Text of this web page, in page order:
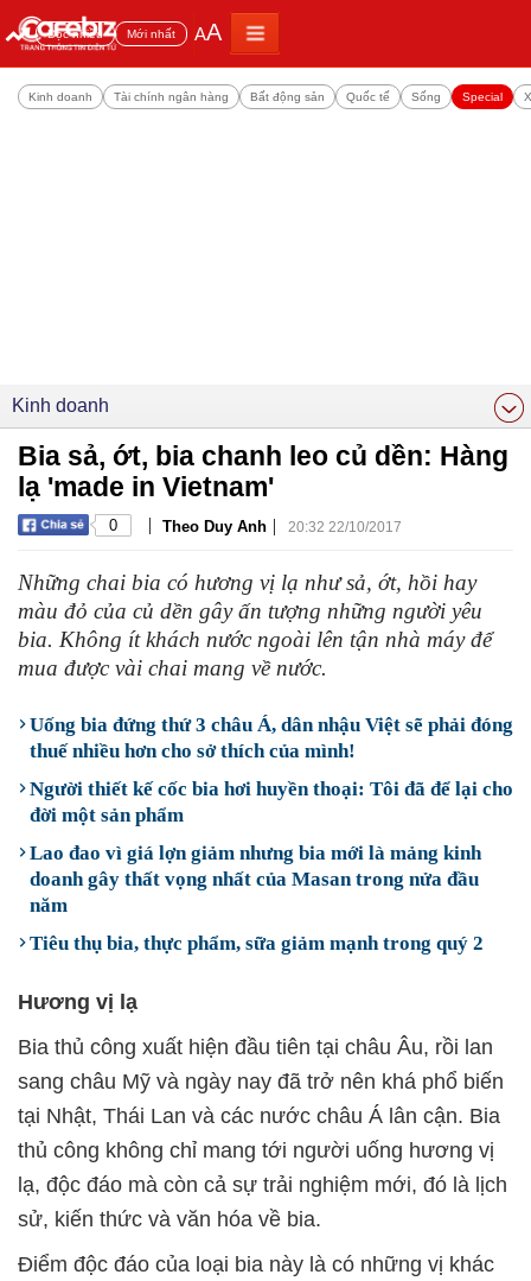
Đọc nhiều Mới nhất AA
Kinh doanh Tài chính ngân hàng Bất động sản Quốc tế Sống Special
Kinh doanh
Bia sả, ớt, bia chanh leo củ dền: Hàng
lạ 'made in Vietnam'
0 | Theo Duy Anh | 20:32 22/10/2017
Những chai bia có hương vị lạ như sả, ớt, hồi hay
màu đỏ của củ dền gây ấn tượng những người yêu
bia. Không ít khách nước ngoài lên tận nhà máy để
mua được vài chai mang về nước.
Uống bia đứng thứ 3 châu Á, dân nhậu Việt sẽ phải đóng
thuế nhiều hơn cho sở thích của mình!
Người thiết kế cốc bia hơi huyền thoại: Tôi đã để lại cho
đời một sản phẩm
Lao đao vì giá lợn giảm nhưng bia mới là mảng kinh
doanh gây thất vọng nhất của Masan trong nửa đầu
năm
Tiêu thụ bia, thực phẩm, sữa giảm mạnh trong quý 2
Hương vị lạ
Bia thủ công xuất hiện đầu tiên tại châu Âu, rồi lan
sang châu Mỹ và ngày nay đã trở nên khá phổ biến
tại Nhật, Thái Lan và các nước châu Á lân cận. Bia
thủ công không chỉ mang tới người uống hương vị
lạ, độc đáo mà còn cả sự trải nghiệm mới, đó là lịch
sử, kiến thức và văn hóa về bia.
Điểm độc đáo của loại bia này là có những vị khác